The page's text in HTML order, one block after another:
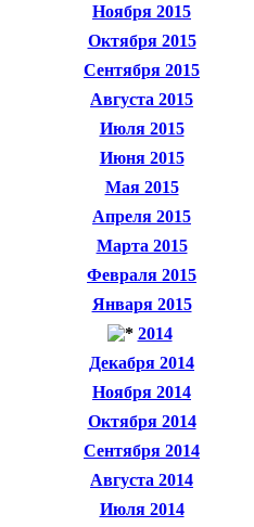
Ноября 2015
Октября 2015
Сентября 2015
Августа 2015
Июля 2015
Июня 2015
Мая 2015
Апреля 2015
Марта 2015
Февраля 2015
Января 2015
2014
Декабря 2014
Ноября 2014
Октября 2014
Сентября 2014
Августа 2014
Июля 2014